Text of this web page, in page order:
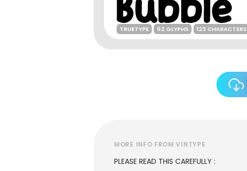
TRUETYPE 62 GLYPHS 123 CHARACTERS
MORE INFO FROM VINTYPE
PLEASE READ THIS CAREFULLY :